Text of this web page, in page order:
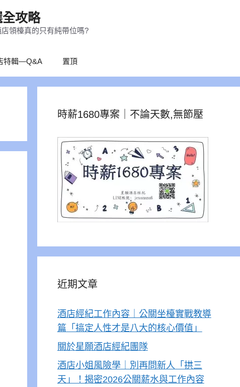
攻略
領檯真的只有純帶位嗎?
特輯—Q&A 置頂
時薪1680專案｜不論天數,無節壓
近期文章
酒店經紀工作內容｜公關坐檯實戰教導
篇「搞定人性才是八大的核心價值」
關於星願酒店經紀團隊
酒店小姐風險學｜別再問新人「拱三
天」！揭密2026公關薪水與工作內容